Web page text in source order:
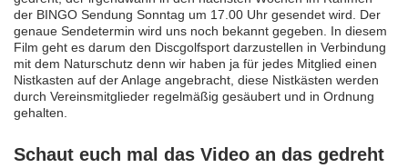
der BINGO Sendung Sonntag um 17.00 Uhr gesendet wird. Der
genaue Sendetermin wird uns noch bekannt gegeben. In diesem
Film geht es darum den Discgolfsport darzustellen in Verbindung
mit dem Naturschutz denn wir haben ja für jedes Mitglied einen
Nistkasten auf der Anlage angebracht, diese Nistkästen werden
durch Vereinsmitglieder regelmäßig gesäubert und in Ordnung
gehalten.
Schaut euch mal das Video an das gedreht